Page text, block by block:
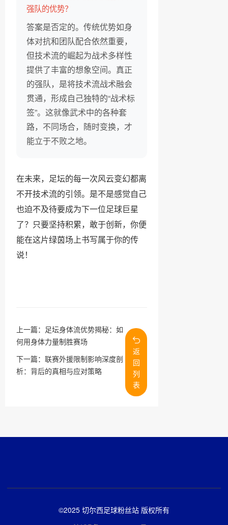
强队的优势？
答案是否定的。传统优势如身
体对抗和团队配合依然重要，
但技术流的崛起为战术多样性
提供了丰富的想象空间。真正
的强队，是将技术流战术融会
贯通，形成自己独特的“战术标
签”。这就像武术中的各种套
路，不同场合，随时变换，才
能立于不败之地。
在未来，足坛的每一次风云变幻都离
不开技术流的引领。是不是感觉自己
也迫不及待要成为下一位足球巨星
了？只要坚持积累，敢于创新，你便
能在这片绿茵场上书写属于你的传
说！
上一篇： 足坛身体流优势揭秘：如
何用身体力量制胜赛场
下一篇： 联赛外援限制影响深度剖
析：背后的真相与应对策略
返
回
列
表
©2025 切尔西足球粉丝站 版权所有